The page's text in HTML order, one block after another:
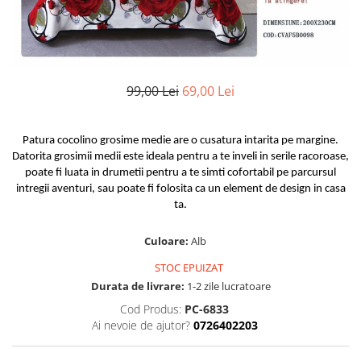
Cearceaf cu elastic
Cearceaf normal
Cearceaf cu elastic 4 piese
Cearceaf normal 4 piese
Cearceaf normal 6 piese
Cearceaf cu elastic 4 piese
Cearceaf normal 6 piese
Cearceaf cu elastic 6 piese
Lenjerii De Pat Cocolino
Persoana
Bumbac Tip Finet 5D In Relief - 1
Persoana
Cearceaf normal 4 piese
Lenjerii Bumbac 100% - 1 Persoana
Paturi Cocolino Pentru Copii
Huse De Pat Damasc
Huse De Pat Damasc - 140x200cm
Huse De Pat Damasc - 160x200cm
Huse De Pat Jersey Reiat
Huse De Pat Catifea / Topper
Huse De Pat Catifea / Topper -
140x200cm
Huse De Pat Catifea / Topper -
Huse De Pat Catifea / Topper -
Huse De Pat Cocolino
Huse De Pat Cocolino Tricotate
99,00 Lei 69,00 Lei
Patura cocolino grosime medie are o cusatura intarita pe margine.
Datorita grosimii medii este ideala pentru a te inveli in serile racoroase,
poate fi luata in drumetii pentru a te simti cofortabil pe parcursul
intregii aventuri, sau poate fi folosita ca un element de design in casa
ta.
Culoare: Alb
STOC EPUIZAT
Durata de livrare: 1-2 zile lucratoare
Cod Produs: PC-6833
Ai nevoie de ajutor? 0726402203